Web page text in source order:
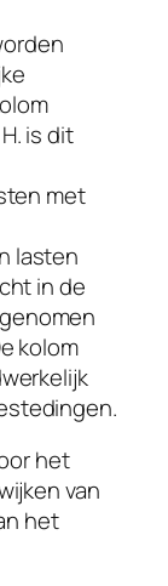
is dit
met
lasten
in de
kolom
het
van
het